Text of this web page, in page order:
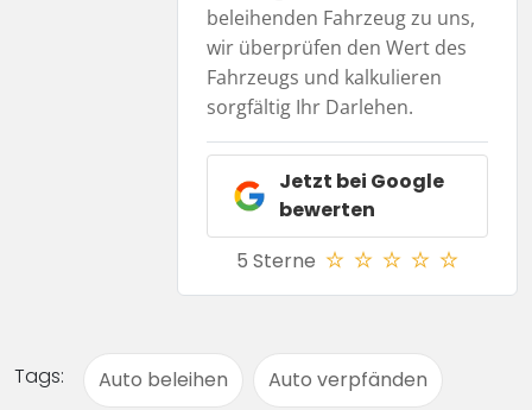
beleihenden Fahrzeug zu uns,
wir überprüfen den Wert des
Fahrzeugs und kalkulieren
sorgfältig Ihr Darlehen.
Jetzt bei Google
bewerten
5 Sterne
Tags: Auto beleihen Auto verpfänden